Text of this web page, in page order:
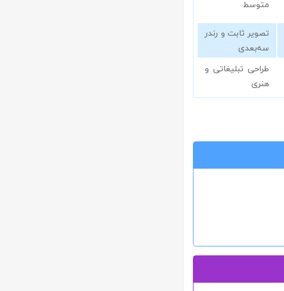
متوسط
تصویر ثابت و رندر
سه‌بعدی
طراحی تبلیغاتی و
هنری